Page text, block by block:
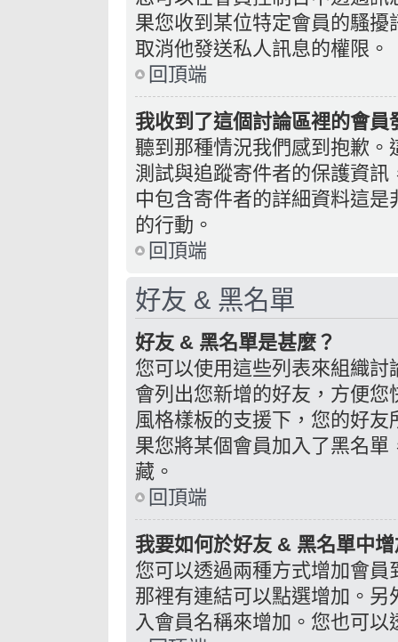
果您收到某位特定會員的騷
取消他發送私人訊息的權限。
回頂端
我收到了這個討論區裡的會
聽到那種情況我們感到抱歉
測試與追蹤寄件者的保護資
中包含寄件者的詳細資料這
的行動。
回頂端
好友 & 黑名單
好友 & 黑名單是甚麼？
您可以使用這些列表來組織
會列出您新增的好友，方便
風格樣板的支援下，您的好
果您將某個會員加入了黑名
藏。
回頂端
我要如何於好友 & 黑名單中
您可以透過兩種方式增加會
那裡有連結可以點選增加。
入會員名稱來增加。您也可